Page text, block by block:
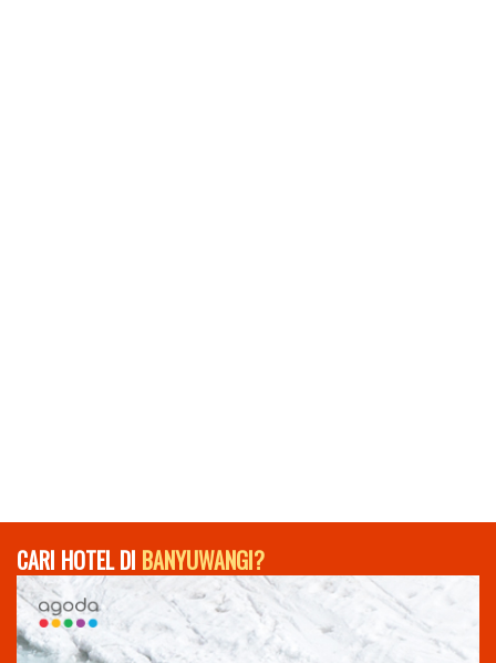
CARI HOTEL DI BANYUWANGI?